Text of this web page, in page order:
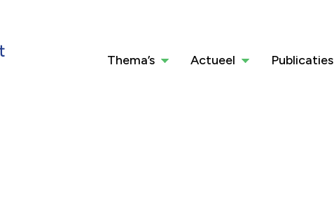
Thema’s Actueel Publicaties